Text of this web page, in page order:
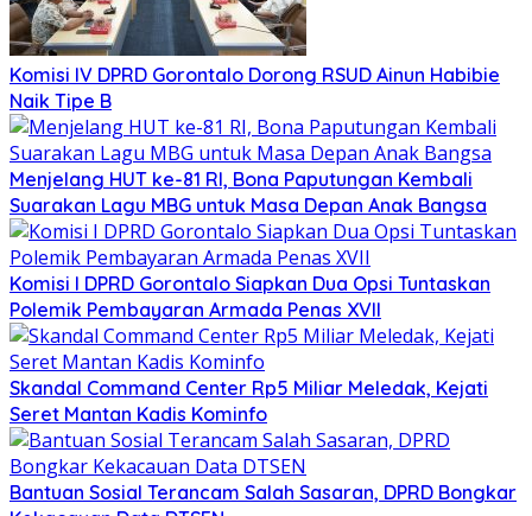
Komisi IV DPRD Gorontalo Dorong RSUD Ainun Habibie
Naik Tipe B
Menjelang HUT ke-81 RI, Bona Paputungan Kembali
Suarakan Lagu MBG untuk Masa Depan Anak Bangsa
Komisi I DPRD Gorontalo Siapkan Dua Opsi Tuntaskan
Polemik Pembayaran Armada Penas XVII
Skandal Command Center Rp5 Miliar Meledak, Kejati
Seret Mantan Kadis Kominfo
Bantuan Sosial Terancam Salah Sasaran, DPRD Bongkar